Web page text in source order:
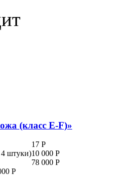
(класс E-F)»
17 Р
4 штуки)10 000 Р
78 000 Р
Р